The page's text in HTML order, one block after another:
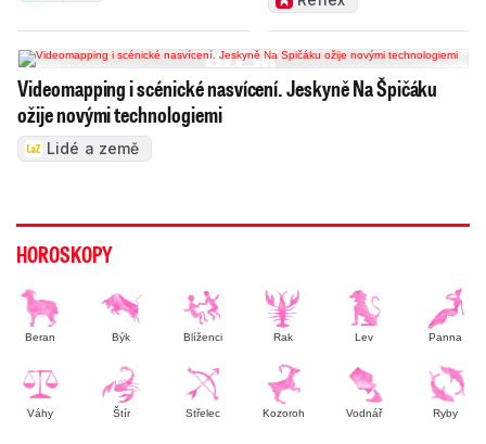
Videomapping i scénické nasvícení. Jeskyně Na Špičáku
ožije novými technologiemi
Lidé a země
HOROSKOPY
Beran Býk Blíženci Rak Lev Panna
Váhy Štír Střelec Kozoroh Vodnář Ryby